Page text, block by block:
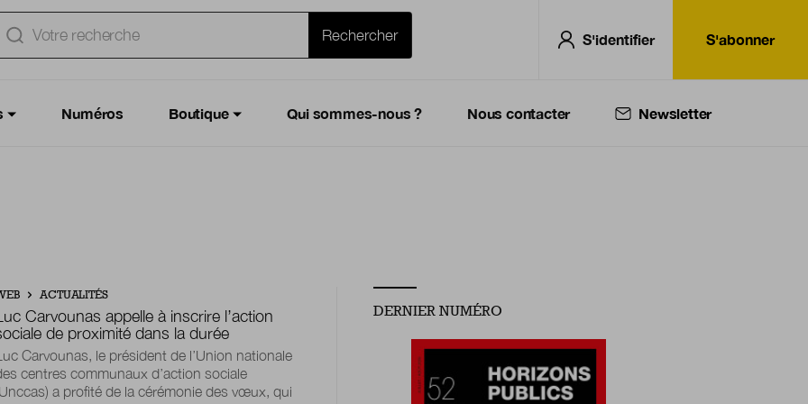
S'identifier S'abonner
Numéros Boutique Qui sommes-nous ? Nous contacter Newsletter
ACTUALITÉS
Carvounas appelle à inscrire l’action
de proximité dans la durée
Carvounas, le président de l’Union nationale
centres communaux d’action sociale
a profité de la cérémonie des vœux, qui
DERNIER NUMÉRO